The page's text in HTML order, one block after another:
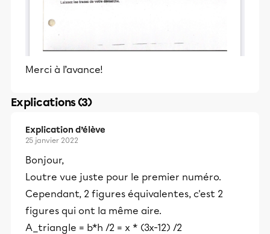
Merci à l’avance!
Explications (3)
Explication d’élève
25 janvier 2022
Bonjour,
Loutre vue juste pour le premier numéro.
Cependant, 2 figures équivalentes, c'est 2
figures qui ont la même aire.
A_triangle = b*h /2 = x * (3x-12) /2